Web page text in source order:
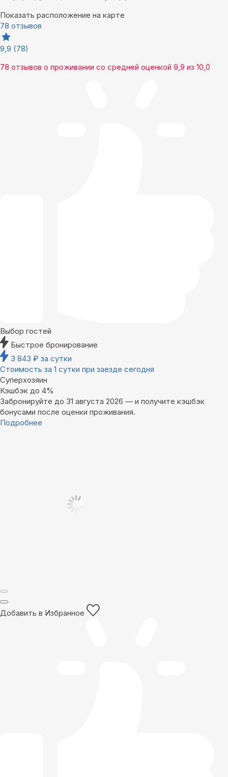
Показать расположение на карте
78 отзывов
9,9 (78)
78 отзывов о проживании со средней оценкой 9,9 из 10,0
Выбор гостей
Быстрое бронирование
3 843 ₽ за сутки
Стоимость за 1 сутки при заезде сегодня
Суперхозяин
Кэшбэк до 4%
Забронируйте до 31 августа 2026 — и получите кэшбэк
бонусами после оценки проживания.
Подробнее
Добавить в Избранное